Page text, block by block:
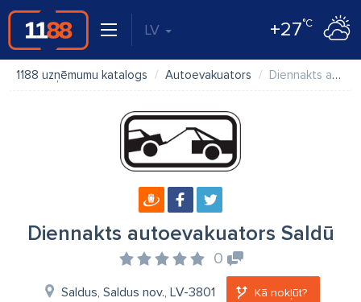
LV +27°C
1188 uzņēmumu katalogs Autoevakuators Diennakts autoevakuators Saldū
Diennakts autoevakuators Saldū
0
Saldus, Saldus nov., LV-3801 Kā nokļūt?